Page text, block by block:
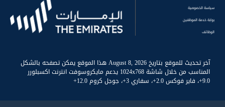
سياسة الخصوصية
بوابة خدمة الموظفين
الوظائف
آخر تحديث للموقع بتاريخ August 8, 2026 هذا الموقع يمكن تصفحه بالشكل
المناسب من خلال شاشة 1024x768 يدعم مايكروسوفت انترنت اكسبلورر
9.0+، فاير فوكس 2.0+، سفاري 3+، جوجل كروم 12.0+